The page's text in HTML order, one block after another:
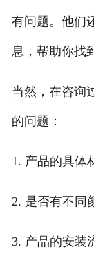
有问题。他们
息，帮助你找
当然，在咨询
的问题：
1. 产品的具体
2. 是否有不同
3. 产品的安装